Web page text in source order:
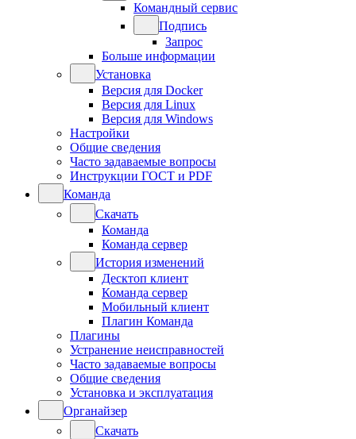
Командный сервис
Подпись
Запрос
Больше информации
Установка
Версия для Docker
Версия для Linux
Версия для Windows
Настройки
Общие сведения
Часто задаваемые вопросы
Инструкции ГОСТ и PDF
Команда
Скачать
Команда
Команда сервер
История изменений
Десктоп клиент
Команда сервер
Мобильный клиент
Плагин Команда
Плагины
Устранение неисправностей
Часто задаваемые вопросы
Общие сведения
Установка и эксплуатация
Органайзер
Скачать